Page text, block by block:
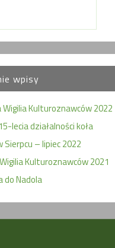
wpisy
Wigilia Kulturoznawców 2022
lecia działalności koła
Sierpcu – lipiec 2022
Kulturoznawców 2021
do Nadola